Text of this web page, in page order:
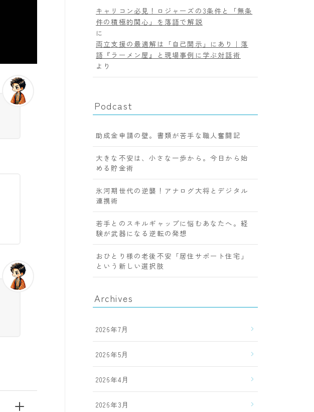
キャリコン必見！ロジャーズの3条件と「無条
件の積極的関心」を落語で解説
に
両立支援の最適解は「自己開示」にあり｜落
語『ラーメン屋』と現場事例に学ぶ対話術
より
Podcast
助成金申請の壁。書類が苦手な職人奮闘記
大きな不安は、小さな一歩から。今日から始
める貯金術
氷河期世代の逆襲！アナログ大将とデジタル
連携術
若手とのスキルギャップに悩むあなたへ。経
験が武器になる逆転の発想
おひとり様の老後不安「居住サポート住宅」
という新しい選択肢
Archives
2026年7月
2026年5月
2026年4月
2026年3月